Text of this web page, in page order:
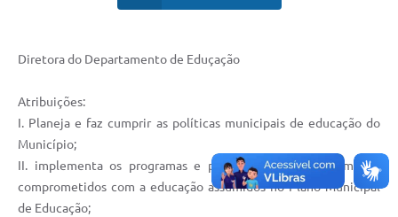
Diretora do Departamento de Eduçação
Atribuições:
I. Planeja e faz cumprir as políticas municipais de educação do
Município;
II. implementa os programas e projetos de desenvolvimento
comprometidos com a educação assumidos no Plano Municipal
de Educação;